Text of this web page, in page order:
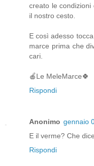
creato le
il nostro cesto.
E così adesso
marce prima che
cari.
🍎Le MeleMarce🍀
Rispondi
Anonimo gennaio
E il verme? Che
Rispondi